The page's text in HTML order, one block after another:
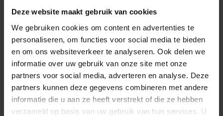
Deze website maakt gebruik van cookies
We gebruiken cookies om content en advertenties te
personaliseren, om functies voor social media te bieden
en om ons websiteverkeer te analyseren. Ook delen we
informatie over uw gebruik van onze site met onze
partners voor social media, adverteren en analyse. Deze
partners kunnen deze gegevens combineren met andere
informatie die u aan ze heeft verstrekt of die ze hebben
verzameld op basis van uw gebruik van hun services. U
Hemels Blauw Okergeel